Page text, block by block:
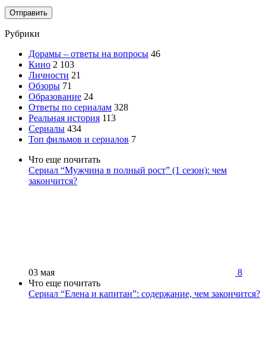
Отправить
Рубрики
Дорамы – ответы на вопросы 46
Кино 2 103
Личности 21
Обзоры 71
Образование 24
Ответы по сериалам 328
Реальная история 113
Сериалы 434
Топ фильмов и сериалов 7
Что еще почитать
Сериал “Мужчина в полный рост” (1 сезон): чем
закончится?
03 мая
8
Что еще почитать
Сериал “Елена и капитан”: содержание, чем закончится?